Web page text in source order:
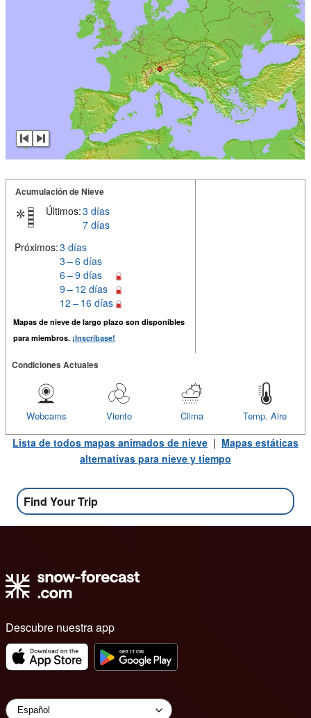
Acumulación de Nieve
Últimos:3 días
7 días
Próximos:3 días
3 – 6 días
6 – 9 días
9 – 12 días
12 – 16 días
Mapas de nieve de largo plazo son disponibles
para miembros. ¡Inscríbase!
Condiciones Actuales
Temp. Aire
Clima
Viento
Webcams
Lista de todos mapas animados de nieve | Mapas estáticas
alternativas para nieve y tiempo
Find Your Trip
Descubre nuestra app